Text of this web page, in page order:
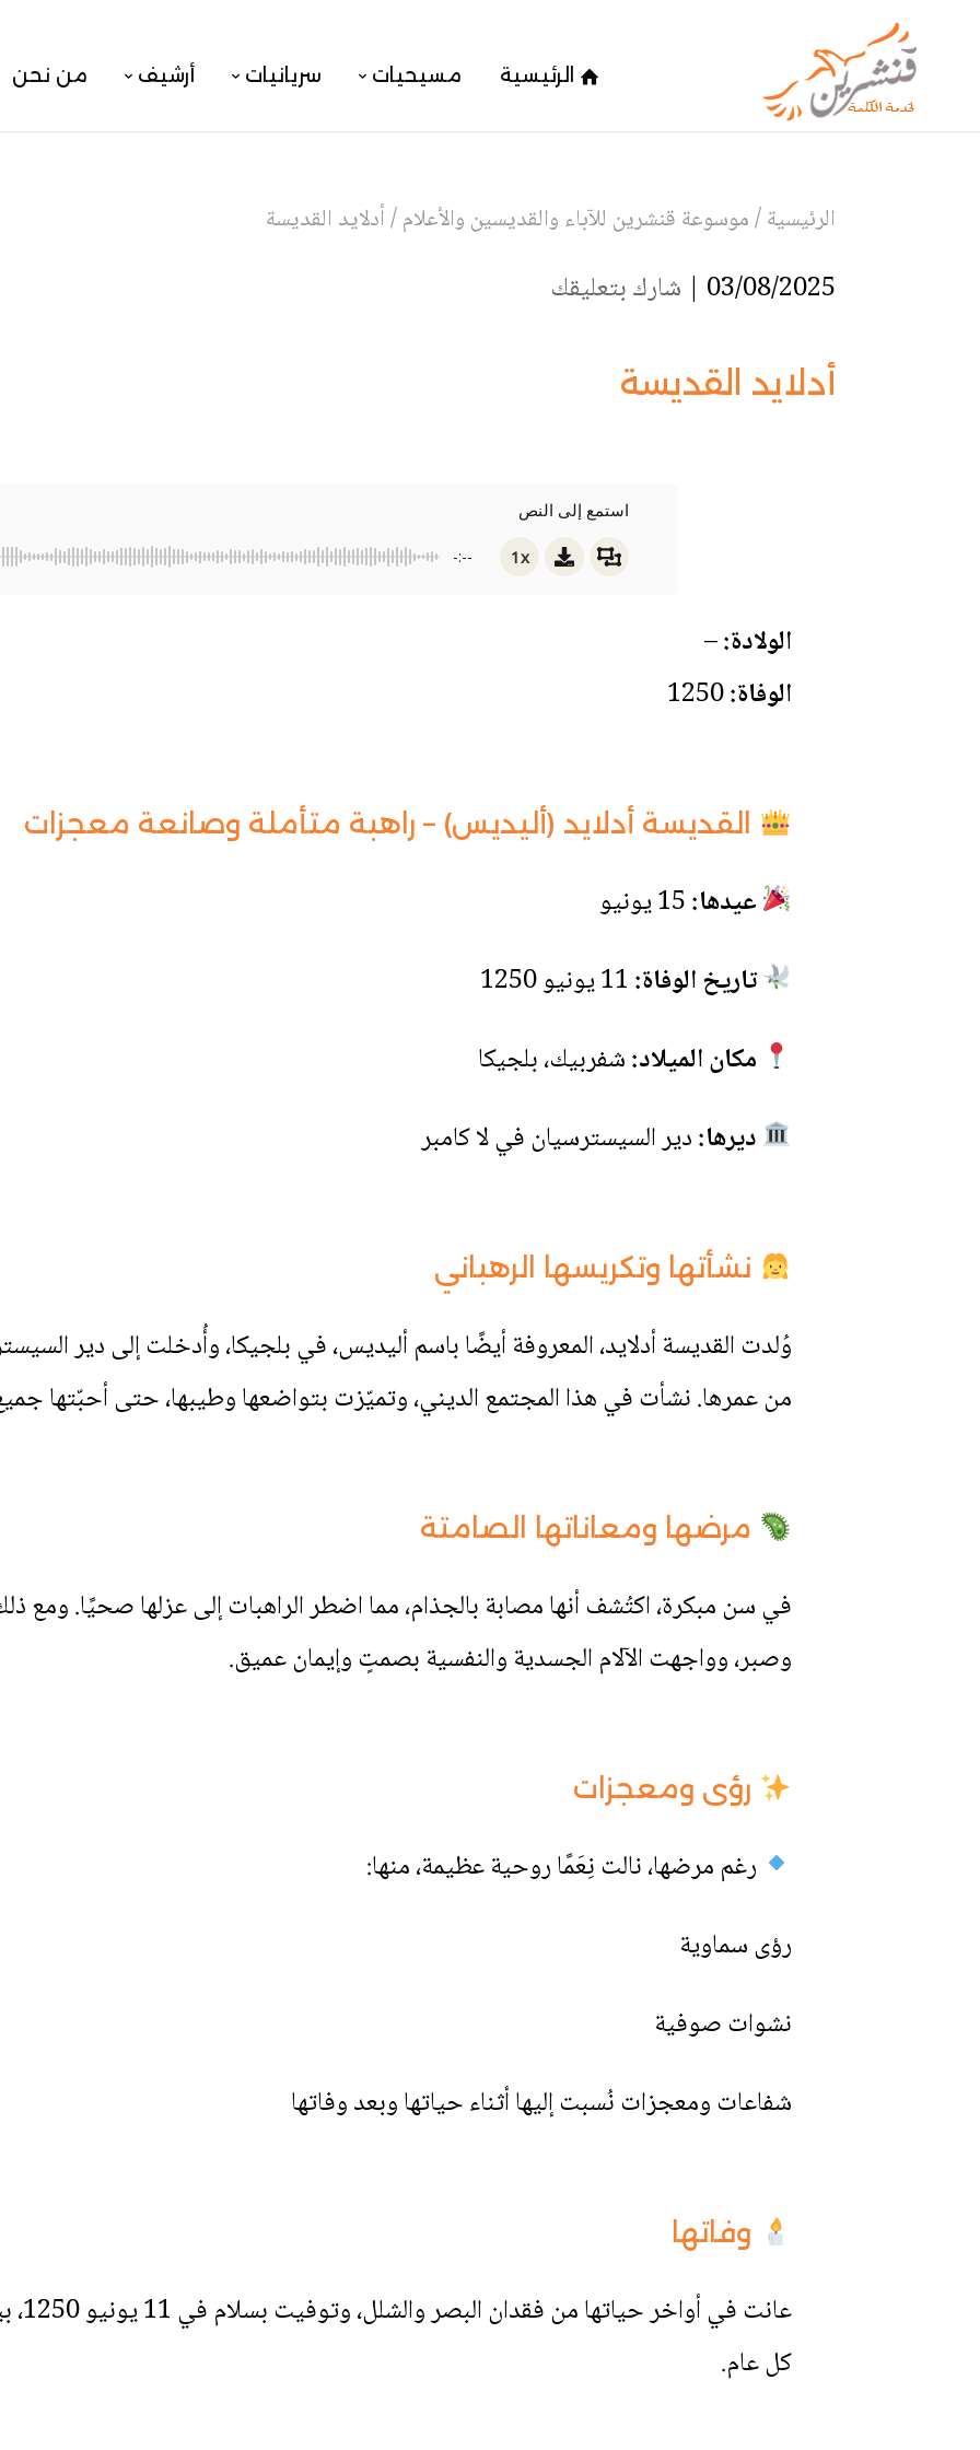
الرئيسية مسيحيات سريانيات أرشيف من نحن
الرئيسية/موسوعة قنشرين للآباء والقديسين والأعلام/أدلايد القديسة
03/08/2025 | شارك بتعليقك
أدلايد القديسة
استمع إلى النص
-:-- 1x
الولادة:–
الوفاة:
القديسة أدلايد (أليديس) – راهبة متأملة وصانعة معجزات
عيدها:
تاريخ الوفاة:
مكان الميلاد:شفربيك، بلجيكا
ديرها:دير السيسترسيان في لا كامبر
نشأتها وتكريسها الرهباني
وُلدت القديسة أدلايد، المعروفة أيضًا باسم أليديس، في بلجيكا، وأُدخلت إلى دير
من عمرها. نشأت في هذا المجتمع الديني، وتميّزت بتواضعها وطيبها، حتى أحبّتها
مرضها ومعاناتها الصامتة
في سن مبكرة، اكتُشف أنها مصابة بالجذام، مما اضطر الراهبات إلى عزلها صحيًا. ومع
وصبر، وواجهت الآلام الجسدية والنفسية بصمتٍ وإيمان عميق.
رؤى ومعجزات
رغم مرضها، نالت نِعَمًا روحية عظيمة، منها:
رؤى سماوية
نشوات صوفية
شفاعات ومعجزات نُسبت إليها أثناء حياتها وبعد وفاتها
وفاتها
كل عام.